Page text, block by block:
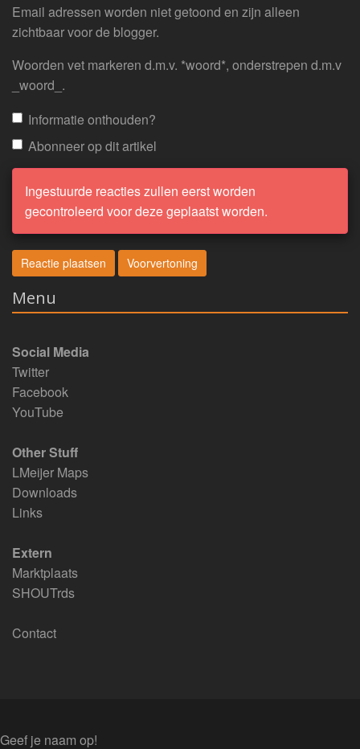
Email adressen worden niet getoond en zijn alleen
zichtbaar voor de blogger.
Woorden vet markeren d.m.v. *woord*, onderstrepen d.m.v
_woord_.
Informatie onthouden?
Abonneer op dit artikel
Ingestuurde reacties zullen eerst worden
gecontroleerd voor deze geplaatst worden.
Menu
Social Media
Twitter
Facebook
YouTube
Other Stuff
LMeijer Maps
Downloads
Links
Extern
Marktplaats
SHOUTrds
Contact
Geef je naam op!